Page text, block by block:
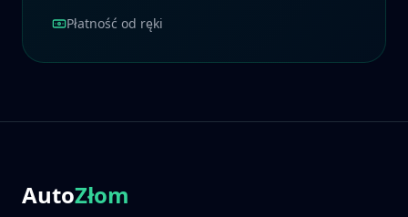
Płatność od ręki
AutoZłom